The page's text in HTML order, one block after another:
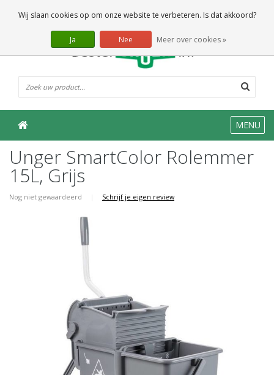
0 Artikelen
MENU
Unger SmartColor Rolemmer
15L, Grijs
Nog niet gewaardeerd | Schrijf je eigen review
Wij slaan cookies op om onze website te verbeteren. Is dat akkoord?
Ja Nee Meer over cookies »